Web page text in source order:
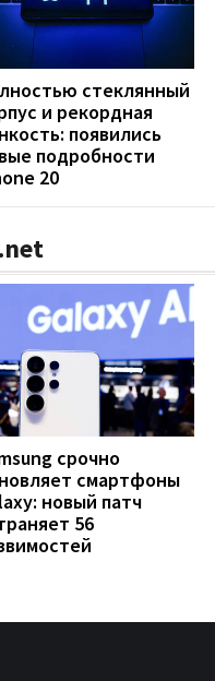
стеклянный
и рекордная
появились
подробности
20
срочно
смартфоны
новый патч
56